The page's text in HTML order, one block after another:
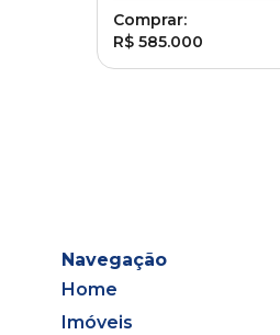
Comprar:
R$ 585.000
Navegação
Home
Imóveis